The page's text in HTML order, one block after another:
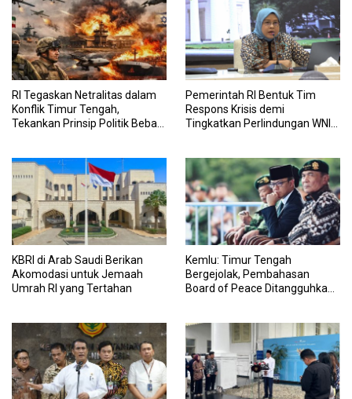
RI Tegaskan Netralitas dalam
Konflik Timur Tengah,
Tekankan Prinsip Politik Bebas
Pemerintah RI Bentuk Tim
Respons Krisis demi
Tingkatkan Perlindungan WNI
KBRI di Arab Saudi Berikan
Akomodasi untuk Jemaah
Umrah RI yang Tertahan
Kemlu: Timur Tengah
Bergejolak, Pembahasan
Board of Peace Ditangguhkan